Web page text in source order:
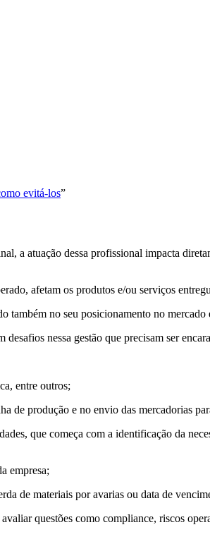
evitá-los”
a atuação dessa profissional impacta
afetam os produtos e/ou serviços
também no seu posicionamento no mercado
nessa gestão que precisam ser
entre outros;
de produção e no envio das mercadorias
que começa com a identificação da
empresa;
de materiais por avarias ou data de
avaliar questões como compliance, riscos